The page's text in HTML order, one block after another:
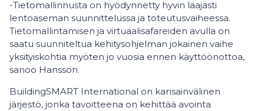
-Tietomallinnusta on hyödynnetty hyvin laajasti
lentoaseman suunnittelussa ja toteutusvaiheessa.
Tietomallintamisen ja virtuaalisafareiden avulla on
saatu suunniteltua kehitysohjelman jokainen vaihe
yksityiskohtia myöten jo vuosia ennen käyttöönottoa,
sanoo Hansson.
BuildingSMART International on kansainvälinen
järjestö, jonka tavoitteena on kehittää avointa